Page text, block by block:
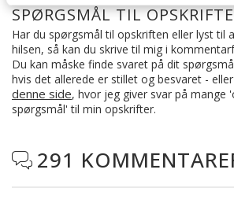
SPØRGSMÅL TIL
Har du spørgsmål til opskriften eller lyst til
hilsen, så kan du skrive til mig i
Du kan måske finde svaret på dit
hvis det allerede er stillet og besvaret -
denne side, hvor jeg giver svar på mange
spørgsmål' til min opskrifter.
 291